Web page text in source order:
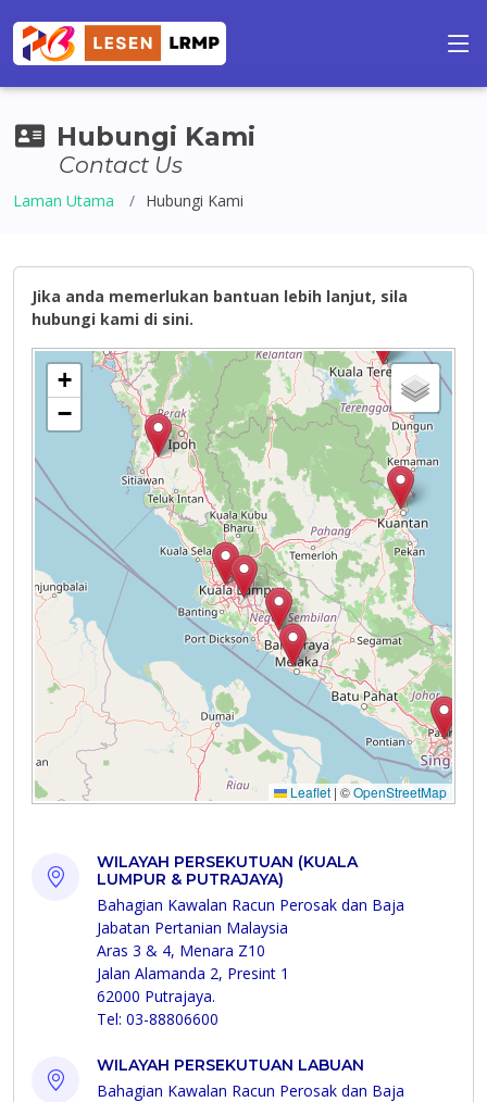
Hubungi Kami
Contact Us
Laman Utama Hubungi Kami
Jika anda memerlukan bantuan lebih lanjut, sila
hubungi kami di sini.
WILAYAH PERSEKUTUAN (KUALA
LUMPUR & PUTRAJAYA)
Bahagian Kawalan Racun Perosak dan Baja
Jabatan Pertanian Malaysia
Aras 3 & 4, Menara Z10
Jalan Alamanda 2, Presint 1
62000 Putrajaya.
Tel: 03-88806600
WILAYAH PERSEKUTUAN LABUAN
Bahagian Kawalan Racun Perosak dan Baja